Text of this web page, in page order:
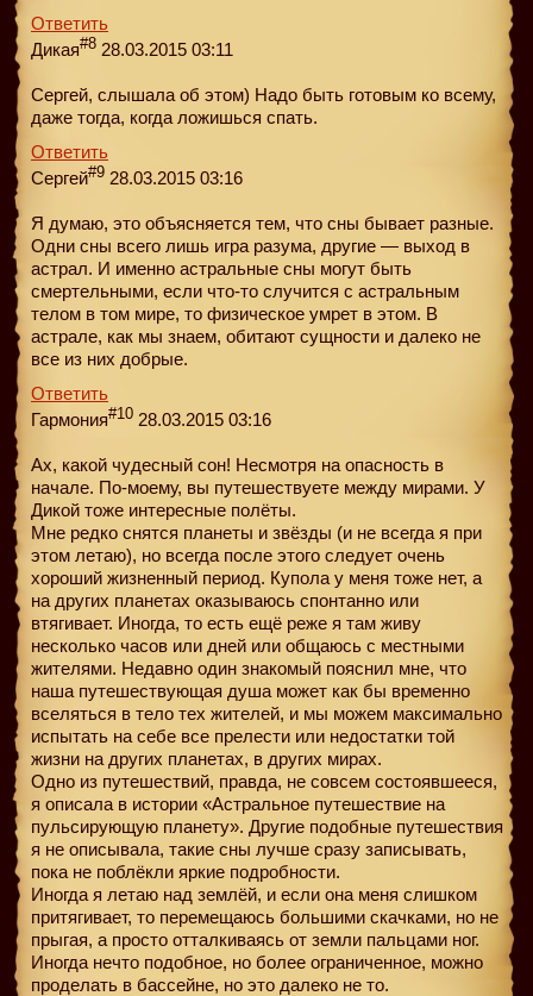
Ответить
Дикая#8 28.03.2015 03:11
Сергей, слышала об этом) Надо быть готовым ко всему,
даже тогда, когда ложишься спать.
Ответить
Сергей#9 28.03.2015 03:16
Я думаю, это объясняется тем, что сны бывает разные.
Одни сны всего лишь игра разума, другие — выход в
астрал. И именно астральные сны могут быть
смертельными, если что-то случится с астральным
телом в том мире, то физическое умрет в этом. В
астрале, как мы знаем, обитают сущности и далеко не
все из них добрые.
Ответить
Гармония#10 28.03.2015 03:16
Ах, какой чудесный сон! Несмотря на опасность в
начале. По-моему, вы путешествуете между мирами. У
Дикой тоже интересные полёты.
Мне редко снятся планеты и звёзды (и не всегда я при
этом летаю), но всегда после этого следует очень
хороший жизненный период. Купола у меня тоже нет, а
на других планетах оказываюсь спонтанно или
втягивает. Иногда, то есть ещё реже я там живу
несколько часов или дней или общаюсь с местными
жителями. Недавно один знакомый пояснил мне, что
наша путешествующая душа может как бы временно
вселяться в тело тех жителей, и мы можем максимально
испытать на себе все прелести или недостатки той
жизни на других планетах, в других мирах.
Одно из путешествий, правда, не совсем состоявшееся,
я описала в истории «Астральное путешествие на
пульсирующую планету». Другие подобные путешествия
я не описывала, такие сны лучше сразу записывать,
пока не поблёкли яркие подробности.
Иногда я летаю над землёй, и если она меня слишком
притягивает, то перемещаюсь большими скачками, но не
прыгая, а просто отталкиваясь от земли пальцами ног.
Иногда нечто подобное, но более ограниченное, можно
проделать в бассейне, но это далеко не то.